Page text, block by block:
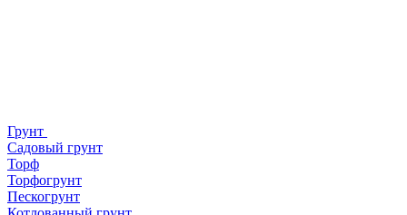
Грунт
Садовый грунт
Торф
Торфогрунт
Пескогрунт